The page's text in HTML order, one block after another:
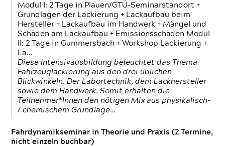
Modul I: 2 Tage in Plauen/GTÜ-Seminarstandort +
Grundlagen der Lackierung + Lackaufbau beim
Hersteller + Lackaufbau im Handwerk + Mängel und
Schäden am Lackaufbau + Emissionsschäden Modul
II: 2 Tage in Gummersbach + Workshop Lackierung +
La…
Diese Intensivausbildung beleuchtet das Thema
Fahrzeuglackierung aus den drei üblichen
Blickwinkeln. Der Labortechnik, dem Lackhersteller
sowie dem Handwerk. Somit erhalten die
Teilnehmer*Innen den nötigen Mix aus physikalisch-
/ chemischem Grundlage…
Fahrdynamikseminar in Theorie und Praxis (2 Termine,
nicht einzeln buchbar)